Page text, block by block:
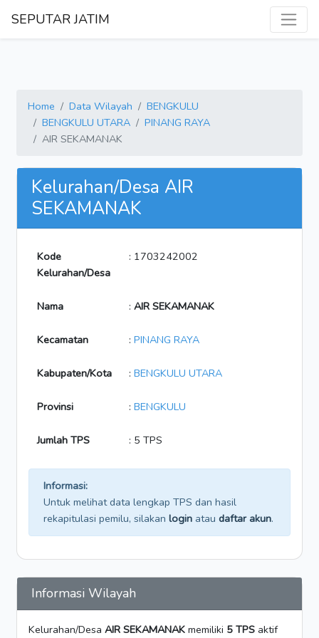
SEPUTAR JATIM
Home Data Wilayah
BENGKULU
BENGKULU UTARA
PINANG RAYA
AIR SEKAMANAK
Kelurahan/Desa AIR
SEKAMANAK
Kode
Kelurahan/Desa
: 1703242002
Nama : AIR SEKAMANAK
Kecamatan : PINANG RAYA
Kabupaten/Kota : BENGKULU UTARA
Provinsi : BENGKULU
Jumlah TPS : 5 TPS
Informasi:
Untuk melihat data lengkap TPS dan hasil
rekapitulasi pemilu, silakan login atau daftar akun.
Informasi Wilayah
Kelurahan/Desa AIR SEKAMANAK memiliki 5 TPS aktif